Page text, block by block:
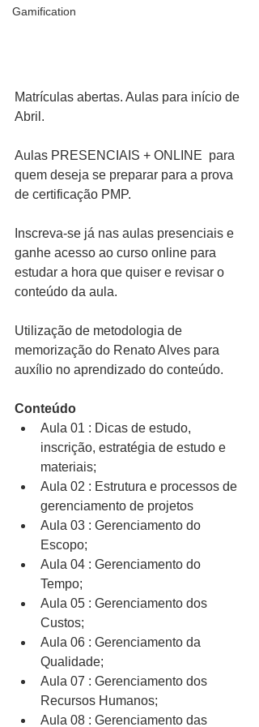
Gamification
Matrículas abertas. Aulas para início de
Abril.
Aulas PRESENCIAIS + ONLINE  para
quem deseja se preparar para a prova
de certificação PMP.
Inscreva-se já nas aulas presenciais e
ganhe acesso ao curso online para
estudar a hora que quiser e revisar o
conteúdo da aula.
Utilização de metodologia de
memorização do Renato Alves para
auxílio no aprendizado do conteúdo.
Conteúdo
Aula 01 : Dicas de estudo,
inscrição, estratégia de estudo e
materiais;
Aula 02 : Estrutura e processos de
gerenciamento de projetos
Aula 03 : Gerenciamento do
Escopo;
Aula 04 : Gerenciamento do
Tempo;
Aula 05 : Gerenciamento dos
Custos;
Aula 06 : Gerenciamento da
Qualidade;
Aula 07 : Gerenciamento dos
Recursos Humanos;
Aula 08 : Gerenciamento das